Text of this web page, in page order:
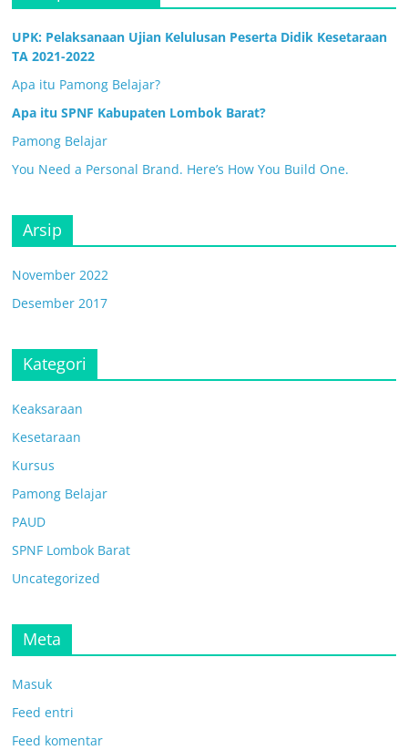
UPK: Pelaksanaan Ujian Kelulusan Peserta Didik Kesetaraan
TA 2021-2022
Apa itu Pamong Belajar?
Apa itu SPNF Kabupaten Lombok Barat?
Pamong Belajar
You Need a Personal Brand. Here’s How You Build One.
Arsip
November 2022
Desember 2017
Kategori
Keaksaraan
Kesetaraan
Kursus
Pamong Belajar
PAUD
SPNF Lombok Barat
Uncategorized
Meta
Masuk
Feed entri
Feed komentar